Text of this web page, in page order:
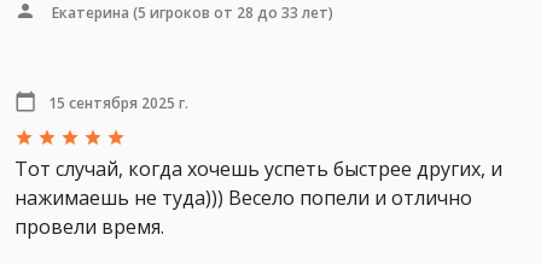
Екатерина (5 игроков от 28 до 33 лет)
15 сентября 2025 г.
Тот случай, когда хочешь успеть быстрее других, и
нажимаешь не туда))) Весело попели и отлично
провели время.